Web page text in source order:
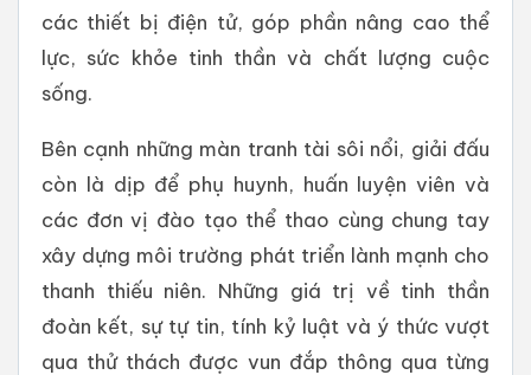
các thiết bị điện tử, góp phần nâng cao thể
lực, sức khỏe tinh thần và chất lượng cuộc
sống.
Bên cạnh những màn tranh tài sôi nổi, giải đấu
còn là dịp để phụ huynh, huấn luyện viên và
các đơn vị đào tạo thể thao cùng chung tay
xây dựng môi trường phát triển lành mạnh cho
thanh thiếu niên. Những giá trị về tinh thần
đoàn kết, sự tự tin, tính kỷ luật và ý thức vượt
qua thử thách được vun đắp thông qua từng